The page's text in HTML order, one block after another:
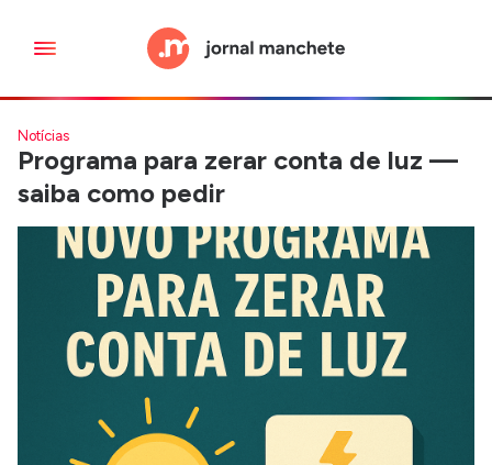
Notícias
Programa para zerar conta de luz —
saiba como pedir